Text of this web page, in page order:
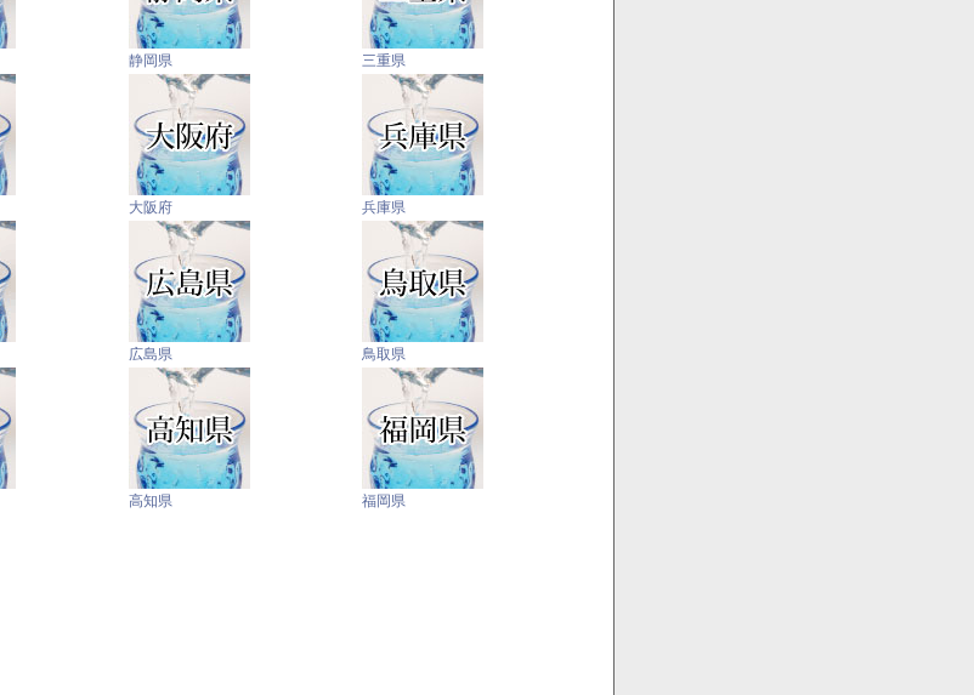
静岡県 三重県
大阪府 兵庫県
広島県 鳥取県
高知県 福岡県